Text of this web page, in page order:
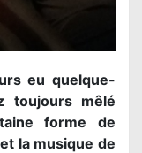
eu quelque-
toujours mêlé
forme de
la musique de